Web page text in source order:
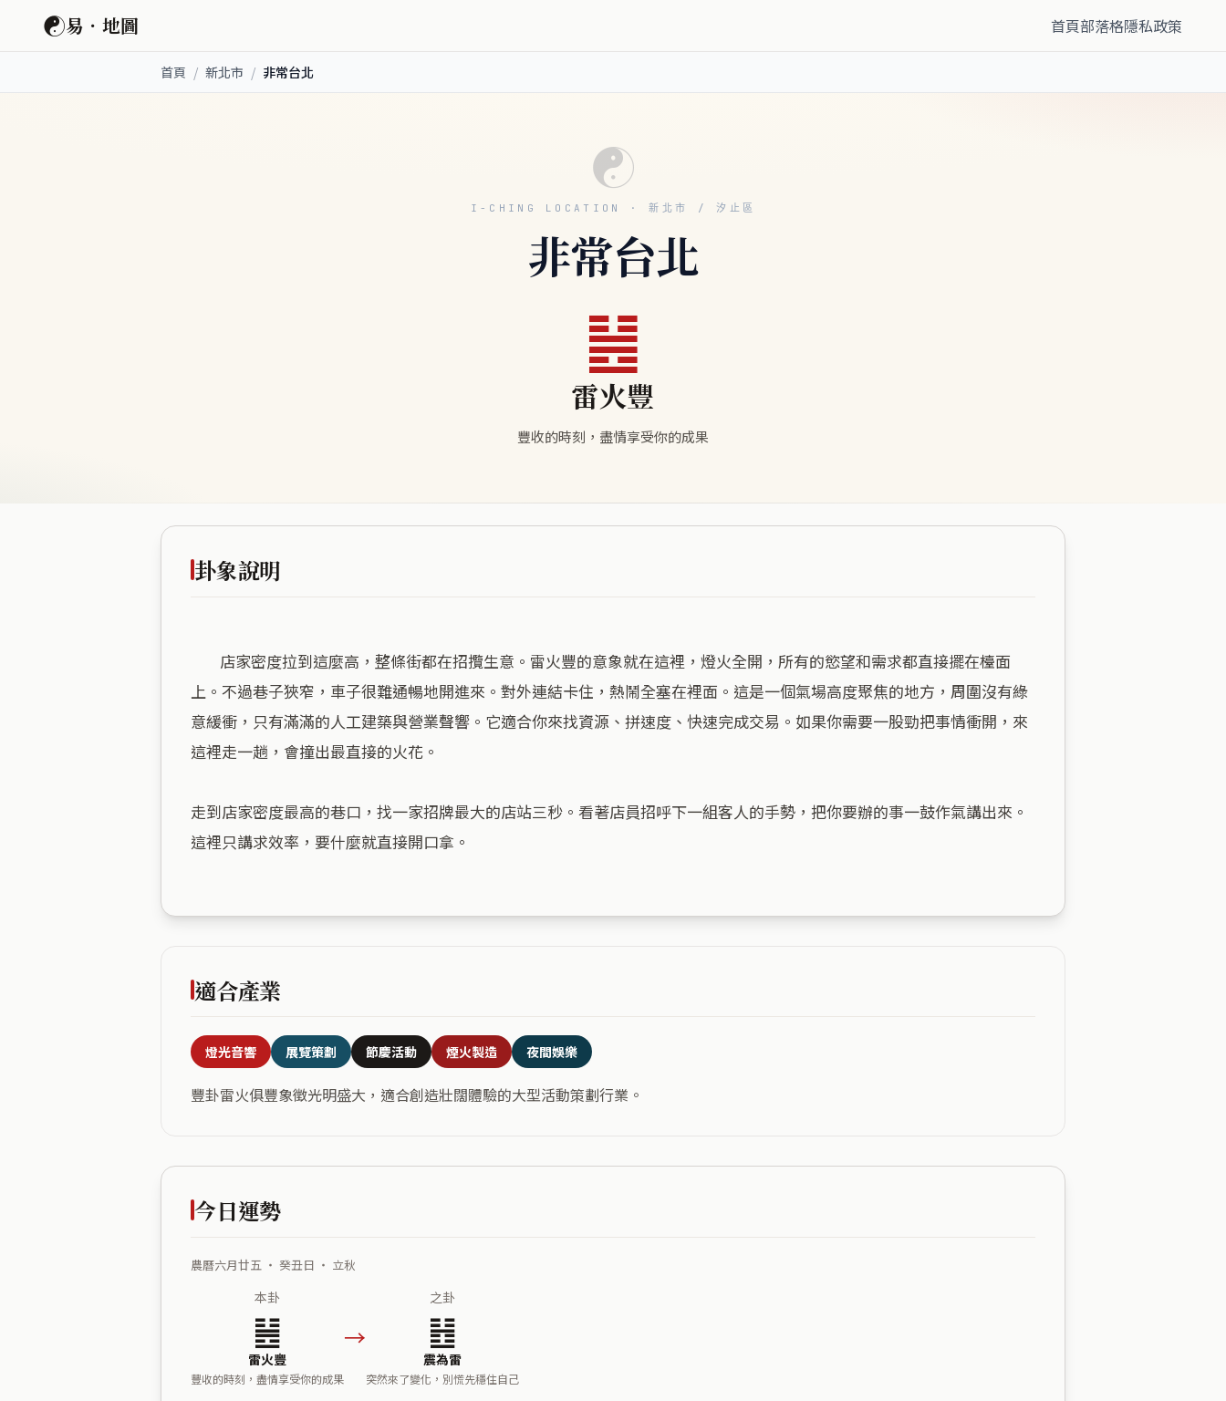
☯易．地圖 首頁部落格隱私政策
首頁 / 新北市 / 非常台北
☯
I-CHING LOCATION · 新北市 / 汐止區
非常台北
䷶
雷火豐
豐收的時刻，盡情享受你的成果
卦象說明
上。不過巷子狹窄，車子很難通暢地開進來。對外連結卡住，熱鬧全塞在裡面。這是一個氣場高度聚焦的地方，周圍沒有綠
意緩衝，只有滿滿的人工建築與營業聲響。它適合你來找資源、拼速度、快速完成交易。如果你需要一股勁把事情衝開，來
這裡走一趟，會撞出最直接的火花。
走到店家密度最高的巷口，找一家招牌最大的店站三秒。看著店員招呼下一組客人的手勢，把你要辦的事一鼓作氣講出來。
這裡只講求效率，要什麼就直接開口拿。
適合產業
燈光音響 展覽策劃 節慶活動 煙火製造 夜間娛樂
豐卦雷火俱豐象徵光明盛大，適合創造壯闊體驗的大型活動策劃行業。
今日運勢
農曆六月廿五 ・ 癸丑日 ・ 立秋
本卦
䷶
雷火豐
豐收的時刻，盡情享受你的成果
→
之卦
䷲
震為雷
突然來了變化，別慌先穩住自己